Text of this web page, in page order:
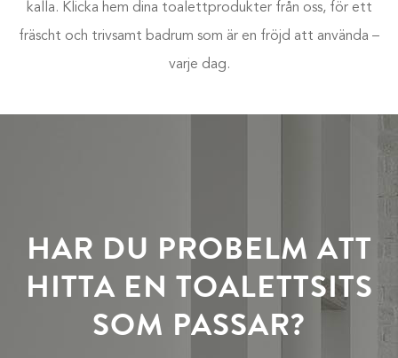
kalla. Klicka hem dina toalettprodukter från oss, för ett
fräscht och trivsamt badrum som är en fröjd att använda –
varje dag.
HAR DU PROBELM ATT
HITTA EN TOALETTSITS
SOM PASSAR?